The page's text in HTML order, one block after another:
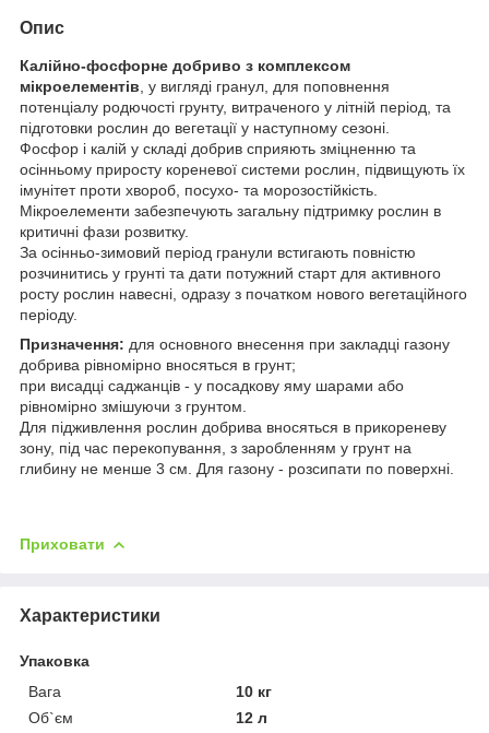
Опис
Калійно-фосфорне добриво з комплексом
мікроелементів , у вигляді гранул, для поповнення
потенціалу родючості грунту, витраченого у літній період, та
підготовки рослин до вегетації у наступному сезоні.
Фосфор і калій у складі добрив сприяють зміцненню та
осінньому приросту кореневої системи рослин, підвищують їх
імунітет проти хвороб, посухо- та морозостійкість.
Мікроелементи забезпечують загальну підтримку рослин в
критичні фази розвитку.
За осінньо-зимовий період гранули встигають повністю
розчинитись у грунті та дати потужний старт для активного
росту рослин навесні, одразу з початком нового вегетаційного
періоду.
Призначення: для основного внесення при закладці газону
добрива рівномірно вносяться в грунт;
при висадці саджанців - у посадкову яму шарами або
рівномірно змішуючи з грунтом.
Для підживлення рослин добрива вносяться в прикореневу
зону, під час перекопування, з заробленням у грунт на
глибину не менше 3 см. Для газону - розсипати по поверхні.
Приховати
Характеристики
Упаковка
Вага
10 кг
Об`єм
12 л